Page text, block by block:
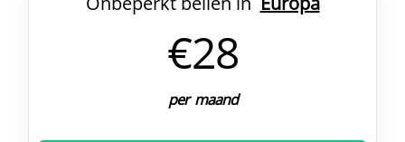
€28
per maand